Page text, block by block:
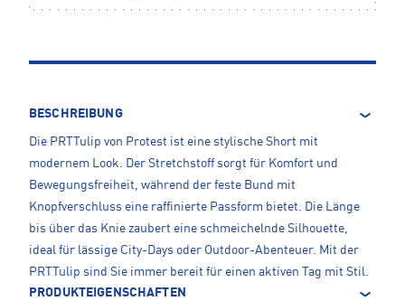
BESCHREIBUNG
Die PRTTulip von Protest ist eine stylische Short mit
modernem Look. Der Stretchstoff sorgt für Komfort und
Bewegungsfreiheit, während der feste Bund mit
Knopfverschluss eine raffinierte Passform bietet. Die Länge
bis über das Knie zaubert eine schmeichelnde Silhouette,
ideal für lässige City-Days oder Outdoor-Abenteuer. Mit der
PRTTulip sind Sie immer bereit für einen aktiven Tag mit Stil.
PRODUKTEIGENSCHAFTEN